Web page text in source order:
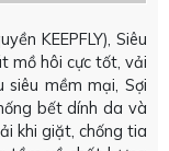
KEEPFLY), Siêu
mồ hôi cực tốt, vải
mềm mại, Sợi
bết dính da và
khi giặt, chống tia